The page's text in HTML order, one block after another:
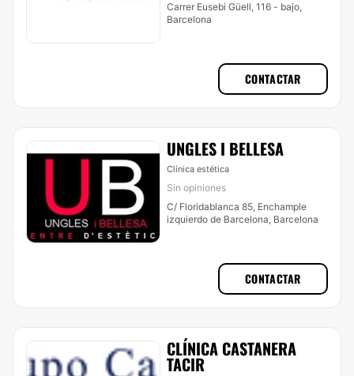
Carrer Eusebi Güell, 116 - bajo,
Barcelona
CONTACTAR
UNGLES I BELLESA
Clínica estética
Sin opiniones
C/ Floridablanca 85, Enchample
izquierdo de Barcelona, Barcelona
CONTACTAR
CLÍNICA CASTANERA
TACIR